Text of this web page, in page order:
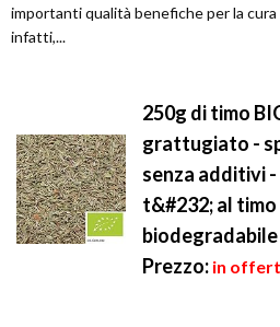
importanti qualità benefiche per la cura
infatti,...
250g di timo
grattugiato -
senza additivi
t&#232; al
biodegradabile
Prezzo: in